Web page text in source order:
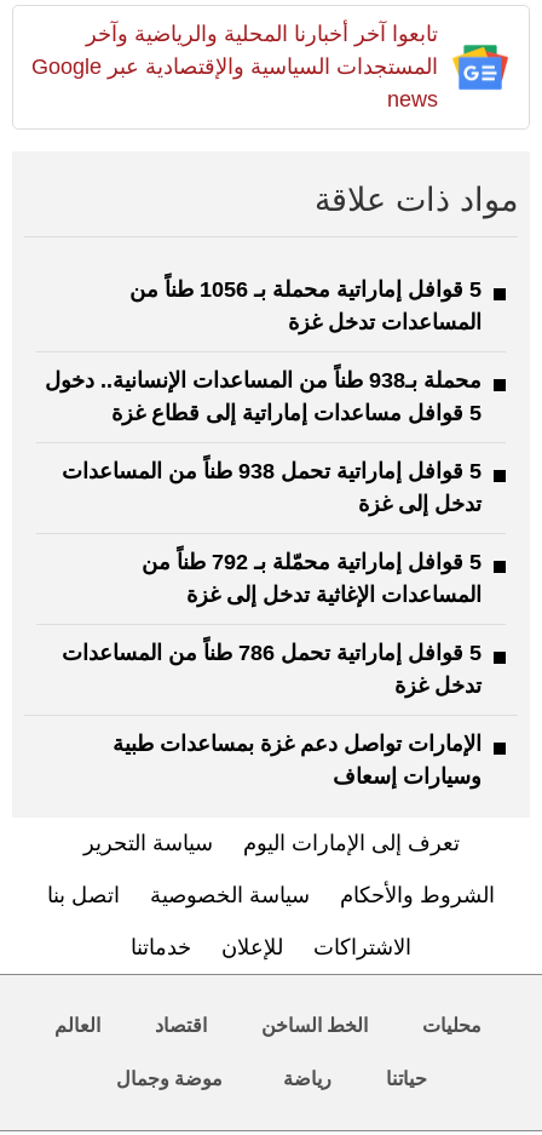
تابعوا آخر أخبارنا المحلية والرياضية وآخر
المستجدات السياسية والإقتصادية عبر Google
news
مواد ذات علاقة
5 قوافل إماراتية محملة بـ 1056 طناً من
المساعدات تدخل غزة
محملة بـ938 طناً من المساعدات الإنسانية.. دخول
5 قوافل مساعدات إماراتية إلى قطاع غزة
5 قوافل إماراتية تحمل 938 طناً من المساعدات
تدخل إلى غزة
5 قوافل إماراتية محمّلة بـ 792 طناً من
المساعدات الإغاثية تدخل إلى غزة
5 قوافل إماراتية تحمل 786 طناً من المساعدات
تدخل غزة
الإمارات تواصل دعم غزة بمساعدات طبية
وسيارات إسعاف
تعرف إلى الإمارات اليوم سياسة التحرير
الشروط والأحكام سياسة الخصوصية اتصل بنا
الاشتراكات للإعلان خدماتنا
محليات الخط الساخن اقتصاد العالم
حياتنا رياضة موضة وجمال